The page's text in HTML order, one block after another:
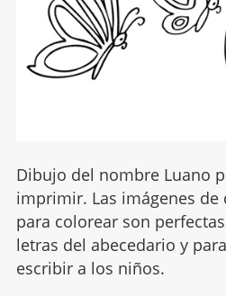
Dibujo del nombre Luano
imprimir. Las imágenes
para colorear son
letras del abecedario y
escribir a los niños.